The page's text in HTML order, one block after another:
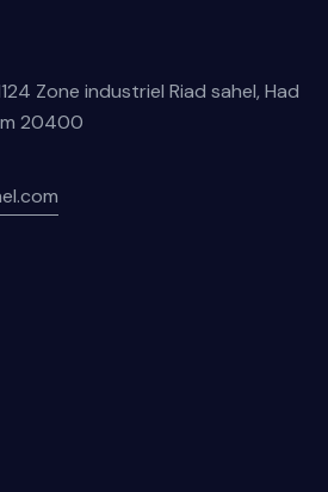
Zone industriel Riad sahel, Had
20400